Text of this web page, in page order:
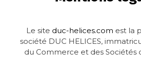
Le site duc-helices.com est la
société DUC HELICES,
du Commerce et des Sociétés